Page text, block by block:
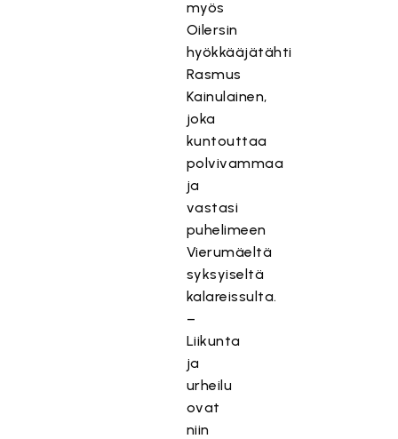
myös
Oilersin
hyökkääjätähti
Rasmus
Kainulainen,
joka
kuntouttaa
polvivammaa
ja
vastasi
puhelimeen
Vierumäeltä
syksyiseltä
kalareissulta.
–
Liikunta
ja
urheilu
ovat
niin